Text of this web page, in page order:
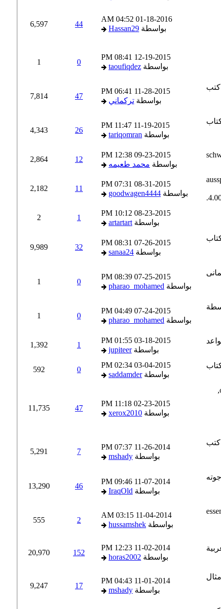
01-18-2016
04:52 AM
بواسطةHassan29
44
6,597
12-19-2015
08:41 PM
بواسطةtaoufiqdez
11-28-2015
06:41 PM
بواسطةتركماني
47
7,814
11-19-2015
11:47 PM
بواسطةtariqomran
26
4,343
09-23-2015
12:38 PM
بواسطةمحمد طعيمه
12
2,864
08-31-2015
07:31 PM
بواسطةgoodwagen4444
11
2,182
08-23-2015
10:12 PM
بواسطةartartart
07-26-2015
08:31 PM
بواسطةsanaa24
32
9,989
07-25-2015
08:39 PM
بواسطةpharao_mohamed
07-24-2015
04:49 PM
بواسطةpharao_mohamed
03-18-2015
01:55 PM
بواسطةjupiteer
1,392
03-04-2015
02:34 PM
بواسطةsaddamder
592
02-23-2015
11:18 PM
بواسطةxerox2010
47
11,735
11-26-2014
07:37 PM
بواسطةmshady
5,291
11-07-2014
09:46 PM
بواسطةIraqOld
46
13,290
11-04-2014
03:15 AM
بواسطةhussamshek
555
11-02-2014
12:23 PM
بواسطةhoras2002
152
20,970
11-01-2014
04:43 PM
بواسطةmshady
17
9,247